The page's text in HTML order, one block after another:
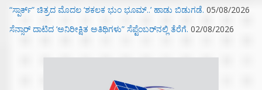
“ಸ್ಪಾರ್ಕ್” ಚಿತ್ರದ ಮೊದಲ‌ ‘ಶಕಲಕ ಭುಂ‌ ಭೂಮ್..’ ಹಾಡು ಬಿಡುಗಡೆ. 05/08/2026
ಸೆನ್ಸಾರ್ ದಾಟಿದ ‘ಅನಿರೀಕ್ಷಿತ ಅತಿಥಿಗಳು” ಸೆಪ್ಟೆಂಬರ್‌ನಲ್ಲಿ ತೆರೆಗೆ. 02/08/2026